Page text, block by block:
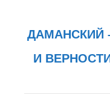
ДАМАНСКИЙ
И